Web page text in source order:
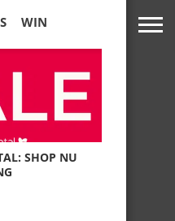
WIN
SHOP NU